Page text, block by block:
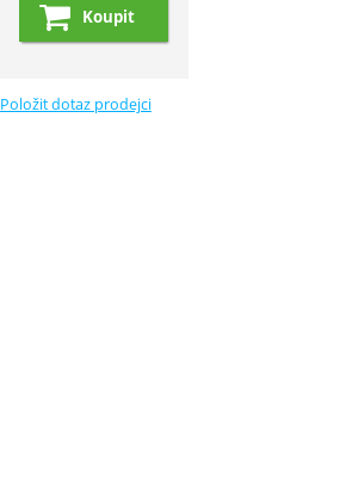
Koupit
Položit dotaz prodejci